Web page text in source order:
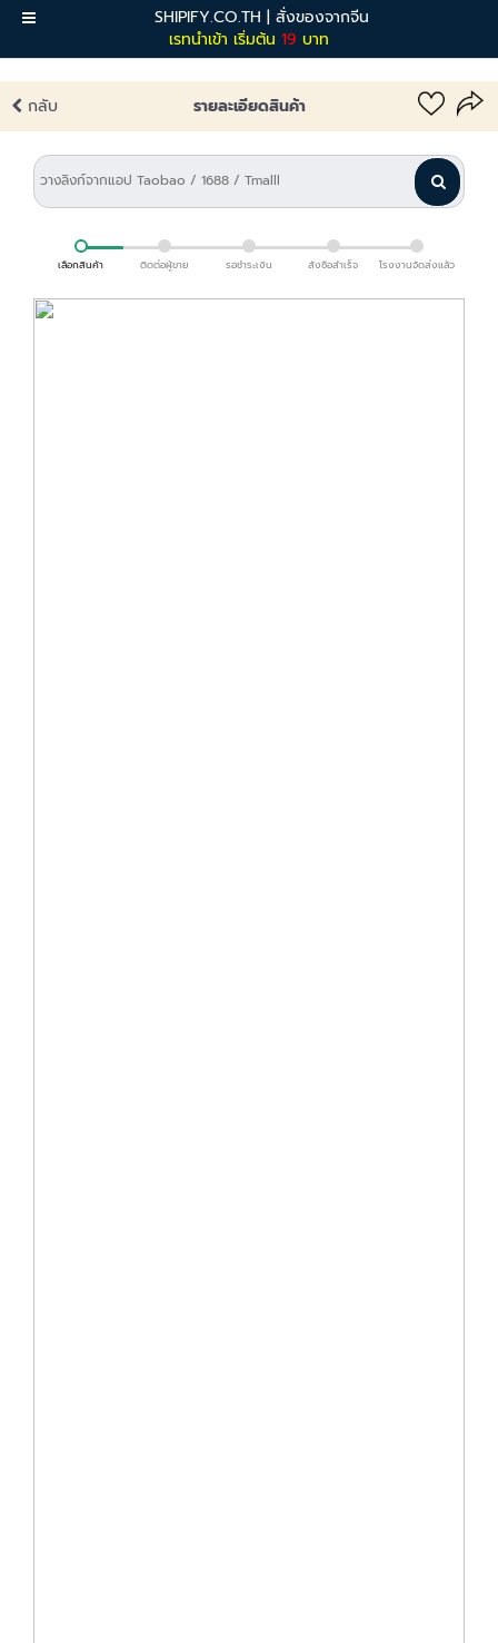
SHIPIFY.CO.TH | สั่งของจากจีน
เรทนำเข้า เริ่มต้น 19 บาท
เมนู
กลับ รายละเอียดสินค้า
เลือกสินค้า ติดต่อผู้ขาย รอชำระเงิน สั่งซื้อสำเร็จ โรงงานจัดส่งแล้ว